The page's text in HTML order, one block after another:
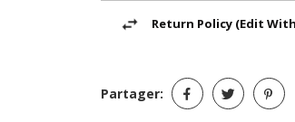
Return Policy (edit
Partager: